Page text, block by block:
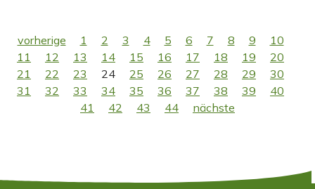
vorherige 1 2 3 4 5 6 7 8 9
10
11
12 13 14 15 16 17 18 19
20
21
22 23 24 25 26 27 28 29
30
31
32 33 34 35 36 37 38 39
40
41
42 43 44 nächste